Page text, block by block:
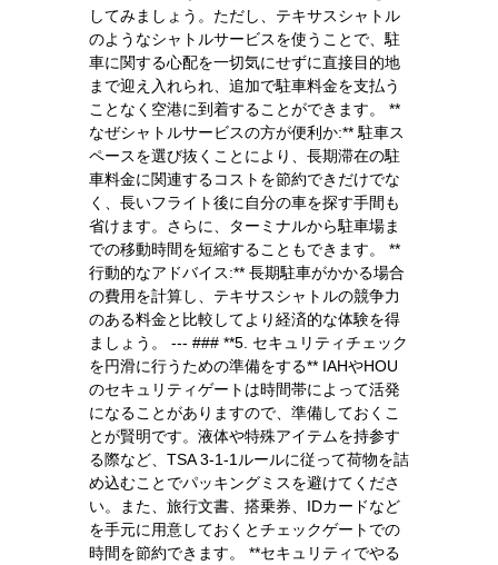
してみましょう。ただし、テキサスシャトル
のようなシャトルサービスを使うことで、駐
車に関する心配を一切気にせずに直接目的地
まで迎え入れられ、追加で駐車料金を支払う
ことなく空港に到着することができます。 **
なぜシャトルサービスの方が便利か:** 駐車ス
ペースを選び抜くことにより、長期滞在の駐
車料金に関連するコストを節約できだけでな
く、長いフライト後に自分の車を探す手間も
省けます。さらに、ターミナルから駐車場ま
での移動時間を短縮することもできます。 **
行動的なアドバイス:** 長期駐車がかかる場合
の費用を計算し、テキサスシャトルの競争力
のある料金と比較してより経済的な体験を得
ましょう。 --- ### **5. セキュリティチェック
を円滑に行うための準備をする** IAHやHOU
のセキュリティゲートは時間帯によって活発
になることがありますので、準備しておくこ
とが賢明です。液体や特殊アイテムを持参す
る際など、TSA 3-1-1ルールに従って荷物を詰
め込むことでパッキングミスを避けてくださ
い。また、旅行文書、搭乗券、IDカードなど
を手元に用意しておくとチェックゲートでの
時間を節約できます。 **セキュリティでやる